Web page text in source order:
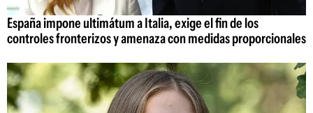
España impone ultimátum a Italia, exige el fin de los
controles fronterizos y amenaza con medidas proporcionales